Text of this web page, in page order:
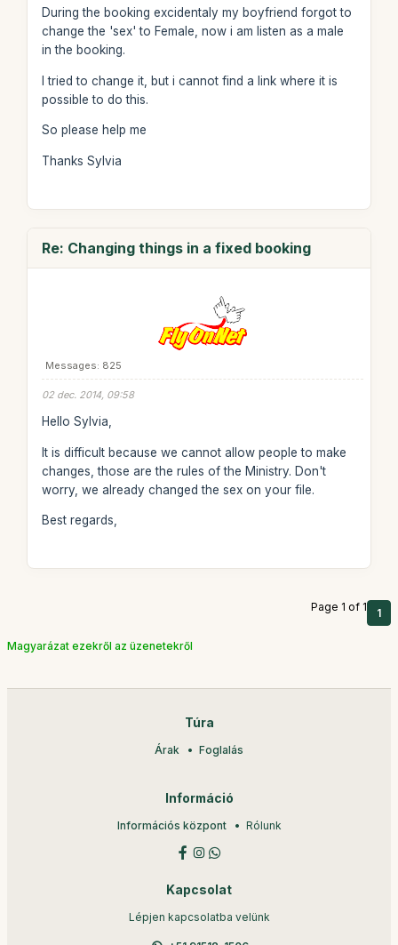
During the booking excidentaly my boyfriend forgot to
change the 'sex' to Female, now i am listen as a male
in the booking.
I tried to change it, but i cannot find a link where it is
possible to do this.
So please help me
Thanks Sylvia
Re: Changing things in a fixed booking
Messages: 825
02 dec. 2014, 09:58
Hello Sylvia,
It is difficult because we cannot allow people to make
changes, those are the rules of the Ministry. Don't
worry, we already changed the sex on your file.
Best regards,
Page 1 of 1 1
Magyarázat ezekről az üzenetekről
Túra
Árak Foglalás
Információ
Információs központ Rólunk
Kapcsolat
Lépjen kapcsolatba velünk